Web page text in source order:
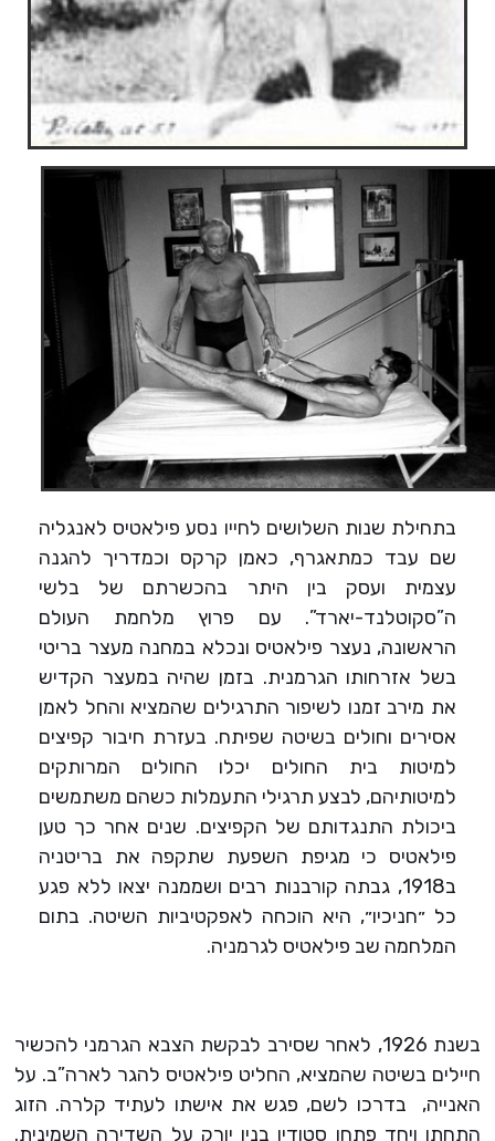
בתחילת שנות השלושים לחייו נסע פילאטיס לאנגליה
שם עבד כמתאגרף, כאמן קרקס וכמדריך להגנה
עצמית ועסק בין היתר בהכשרתם של בלשי
ה”סקוטלנד-יארד”. עם פרוץ מלחמת העולם
הראשונה, נעצר פילאטיס ונכלא במחנה מעצר בריטי
בשל אזרחותו הגרמנית. בזמן שהיה במעצר הקדיש
את מירב זמנו לשיפור התרגילים שהמציא והחל לאמן
אסירים וחולים בשיטה שפיתח. בעזרת חיבור קפיצים
למיטות בית החולים יכלו החולים המרותקים
למיטותיהם, לבצע תרגילי התעמלות כשהם משתמשים
ביכולת התנגדותם של הקפיצים. שנים אחר כך טען
פילאטיס כי מגיפת השפעת שתקפה את בריטניה
ב1918, גבתה קורבנות רבים ושממנה יצאו ללא פגע
כל ״חניכיו״, היא הוכחה לאפקטיביות השיטה. בתום
המלחמה שב פילאטיס לגרמניה.
בשנת 1926, לאחר שסירב לבקשת הצבא הגרמני להכשיר
חיילים בשיטה שהמציא, החליט פילאטיס להגר לארה”ב. על
האנייה, בדרכו לשם, פגש את אישתו לעתיד קלרה. הזוג
התחתן ויחד פתחו סטודיו בניו יורק על השדירה השמינית.